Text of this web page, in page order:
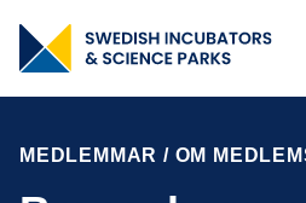
MEDLEMMAR / OM